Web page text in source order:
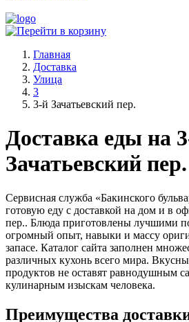
Главная
Доставка
Улица
3
3-й Зачатьевский пер.
Доставка еды на
Зачатьевский пер.
Сервисная служба «Бакинского
готовую еду с доставкой на дом и в
пер.. Блюда приготовлены лучшими
огромный опыт, навыки и массу
запасе. Каталог сайта заполнен
различных кухонь всего мира.
продуктов не оставят равнодушным
кулинарным изыскам человека.
Преимущества